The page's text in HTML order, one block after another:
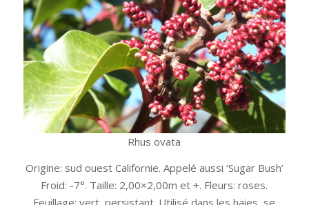
Rhus ovata
Origine: sud ouest Californie. Appelé aussi ‘Sugar Bush’
Froid: -7°. Taille: 2,00×2,00m et +. Fleurs: roses.
Feuillage: vert, persistant. Utilisé dans les haies, se